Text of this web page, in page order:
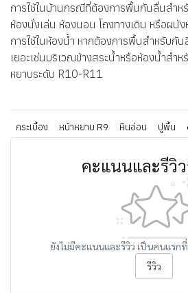
การใช้ในบ้านกรณีที่ต้องการพื้นกันลื่นสำห
ห้องนั่งเล่น ห้องนอน โถงทางเดิน หรือผนัง
การใช้ในห้องน้ำ หากต้องการพื้นสำหรับกั
เยอะเช่นบริเวณข้างสระน้ำหรือห้องน้ำสำห
หยาบระดับ R10-R11
กระเบื้อง หน้าหยาบ R9 หินอ่อน ปูพื้น
คะแนนและรีวิ
ยังไม่มีคะแนนและรีวิว เป็นคนแรก
รีวิว